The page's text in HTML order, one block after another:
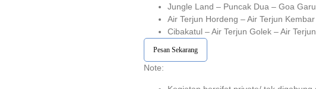
Jungle Land – Puncak Dua – Goa
Air Terjun Hordeng – Air Terjun
Cibakatul – Air Terjun Golek – Air
Pesan Sekarang
Note:⁣⁣